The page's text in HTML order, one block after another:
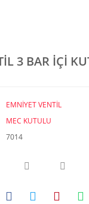
3 BAR İÇİ
EMNİYET VENTİL
MEC KUTULU
7014